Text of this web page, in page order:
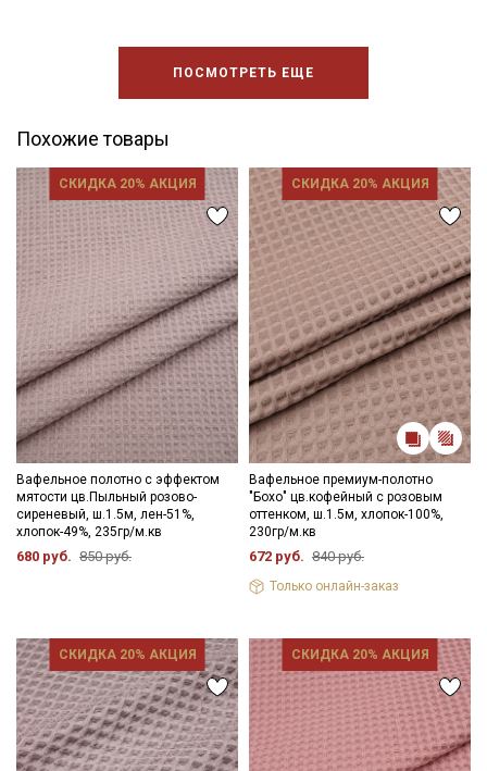
ПОСМОТРЕТЬ ЕЩЕ
Похожие товары
СКИДКА 20% АКЦИЯ
Вафельное полотно с эффектом
мятости цв.Пыльный розово-
сиреневый, ш.1.5м, лен-51%,
хлопок-49%, 235гр/м.кв
680 руб. 850 руб.
СКИДКА 20% АКЦИЯ
Вафельное премиум-полотно
"Бохо" цв.кофейный с розовым
оттенком, ш.1.5м, хлопок-100%,
230гр/м.кв
672 руб. 840 руб.
Только онлайн-заказ
СКИДКА 20% АКЦИЯ СКИДКА 20% АКЦИЯ